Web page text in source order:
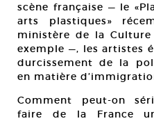
scène française — le
arts plastiques»
ministère de la
exemple —, les artistes
durcissement de la
en matière
Comment peut-on
faire de la France